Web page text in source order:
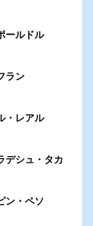
ールドル
ラン
・レアル
デシュ・タカ
ン・ペソ